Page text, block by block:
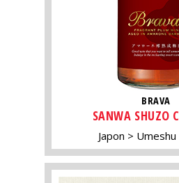
BRAVA
SANWA SHUZO
Japon Umeshu